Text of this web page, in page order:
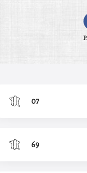
07
69